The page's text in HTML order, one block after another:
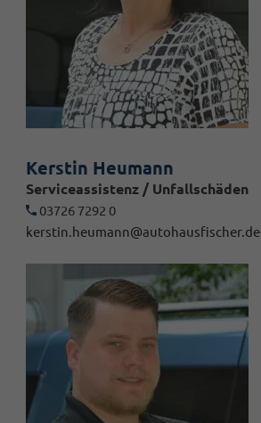
Kerstin Heumann
Serviceassistenz / Unfallschäden
03726 7292 0
kerstin.heumann@autohausfischer.de